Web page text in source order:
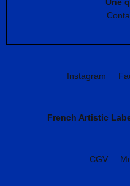
Instagram
French Artistic
CGV